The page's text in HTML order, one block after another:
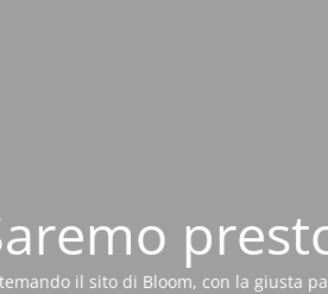
il sito di Bloom, con la giusta